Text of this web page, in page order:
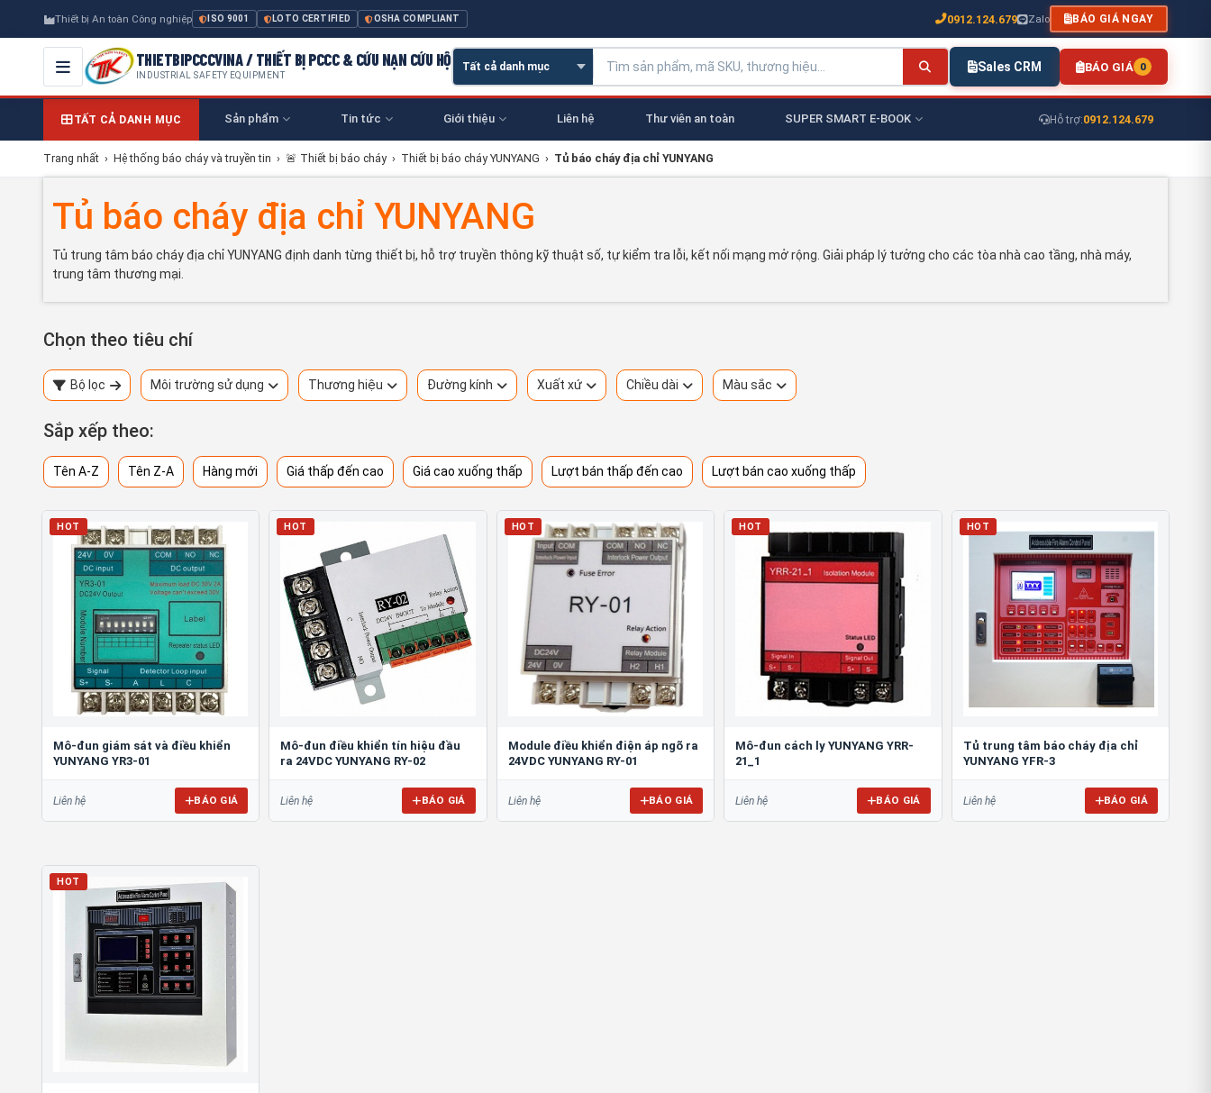
Thiết bị An toàn Công nghiệp ISO 9001 LOTO CERTIFIED OSHA COMPLIANT 0912.124.679 Zalo BÁO GIÁ NGAY
THIETBIPCCCVINA / THIẾT BỊ PCCC & CỨU NẠN CỨU HỘ
INDUSTRIAL SAFETY EQUIPMENT
Sales CRM BÁO GIÁ 0
TẤT CẢ DANH MỤC Sản phẩm Tin tức Giới thiệu Liên hệ Thư viên an toàn SUPER SMART E-BOOK Hỗ trợ:0912.124.679
Trang nhất › Hệ thống báo cháy và truyền tin › 🚨 Thiết bị báo cháy › Thiết bị báo cháy YUNYANG › Tủ báo cháy địa chỉ YUNYANG
Tủ báo cháy địa chỉ YUNYANG
Tủ trung tâm báo cháy địa chỉ YUNYANG định danh từng thiết bị, hỗ trợ truyền thông kỹ thuật số, tự kiểm tra lỗi, kết nối mạng mở rộng. Giải pháp lý tưởng cho các tòa nhà cao tầng, nhà máy,
trung tâm thương mại.
Chọn theo tiêu chí
Bộ lọc Môi trường sử dụng Thương hiệu Đường kính Xuất xứ Chiều dài Màu sắc
Sắp xếp theo:
Tên A-Z Tên Z-A Hàng mới Giá thấp đến cao Giá cao xuống thấp Lượt bán thấp đến cao Lượt bán cao xuống thấp
HOT
Mô-đun giám sát và điều khiển
YUNYANG YR3-01
Liên hệ BÁO GIÁ
HOT
Mô-đun điều khiển tín hiệu đầu
ra 24VDC YUNYANG RY-02
Liên hệ BÁO GIÁ
HOT
Module điều khiển điện áp ngõ ra
24VDC YUNYANG RY-01
Liên hệ BÁO GIÁ
HOT
Mô-đun cách ly YUNYANG YRR-
21_1
Liên hệ BÁO GIÁ
HOT
Tủ trung tâm báo cháy địa chỉ
YUNYANG YFR-3
Liên hệ BÁO GIÁ
HOT